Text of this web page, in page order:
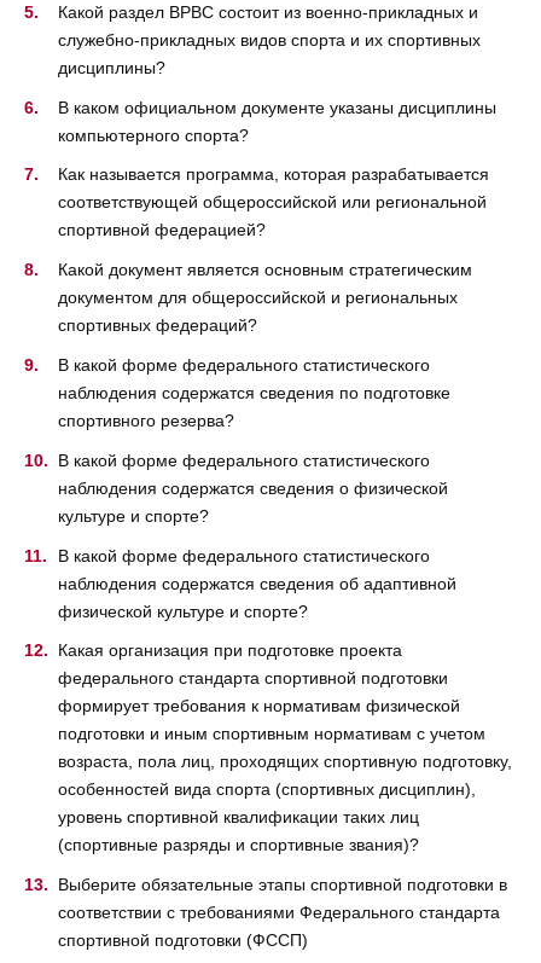
Какой раздел ВРВС состоит из военно-прикладных и
служебно-прикладных видов спорта и их спортивных
дисциплины?
В каком официальном документе указаны дисциплины
компьютерного спорта?
Как называется программа, которая разрабатывается
соответствующей общероссийской или региональной
спортивной федерацией?
Какой документ является основным стратегическим
документом для общероссийской и региональных
спортивных федераций?
В какой форме федерального статистического
наблюдения содержатся сведения по подготовке
спортивного резерва?
В какой форме федерального статистического
наблюдения содержатся сведения о физической
культуре и спорте?
В какой форме федерального статистического
наблюдения содержатся сведения об адаптивной
физической культуре и спорте?
Какая организация при подготовке проекта
федерального стандарта спортивной подготовки
формирует требования к нормативам физической
подготовки и иным спортивным нормативам с учетом
возраста, пола лиц, проходящих спортивную подготовку,
особенностей вида спорта (спортивных дисциплин),
уровень спортивной квалификации таких лиц
(спортивные разряды и спортивные звания)?
Выберите обязательные этапы спортивной подготовки в
соответствии с требованиями Федерального стандарта
спортивной подготовки (ФССП)